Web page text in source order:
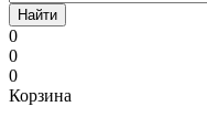
Найти
0
0
0
Корзина